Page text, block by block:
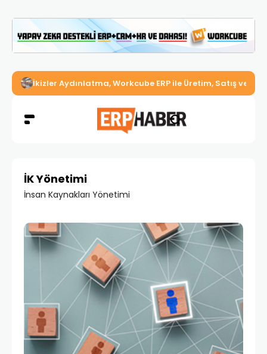
İkizler Aydınlatma, Workcube ERP ile Üretim, Satış ve
İK Yönetimi
İnsan Kaynakları Yönetimi